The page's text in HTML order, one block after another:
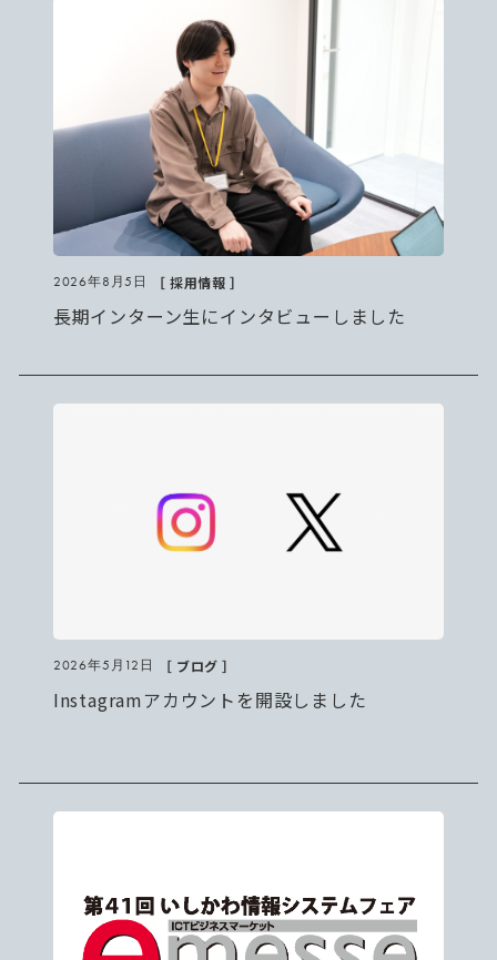
2026年8月5日 ［ 採用情報 ］
長期インターン生にインタビューしました
2026年5月12日 ［ ブログ ］
Instagramアカウントを開設しました